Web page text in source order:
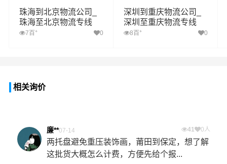
珠海到北京物流公司_
珠海至北京物流专线
7百 + 0
深圳到重庆物流公司_
深圳至重庆物流专线
8百 + 0
相关询价
廉**07-14 41 0人
两托盘避免重压装饰画，莆田到保定，想了解
这批货大概怎么计费，方便先给个报...